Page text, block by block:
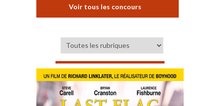
Voir tous les concours